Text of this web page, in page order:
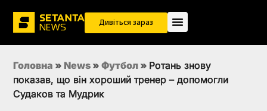
Дивіться зараз
Головна » News » Футбол » Ротань знову
показав, що він хороший тренер – допомогли
Судаков та Мудрик